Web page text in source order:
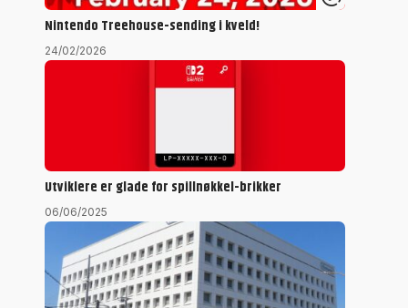
Nintendo Treehouse-sending i kveld!
24/02/2026
Utviklere er glade for spillnøkkel-brikker
06/06/2025